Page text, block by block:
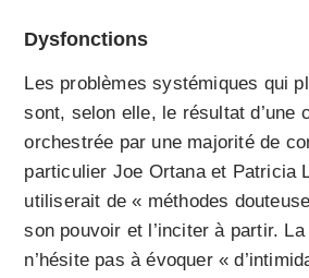
Dysfonctions
Les problèmes systémiques qui
sont, selon elle, le résultat d’une
orchestrée par une majorité de
particulier Joe Ortana et Patricia
utiliserait de « méthodes
son pouvoir et l’inciter à partir.
n’hésite pas à évoquer «